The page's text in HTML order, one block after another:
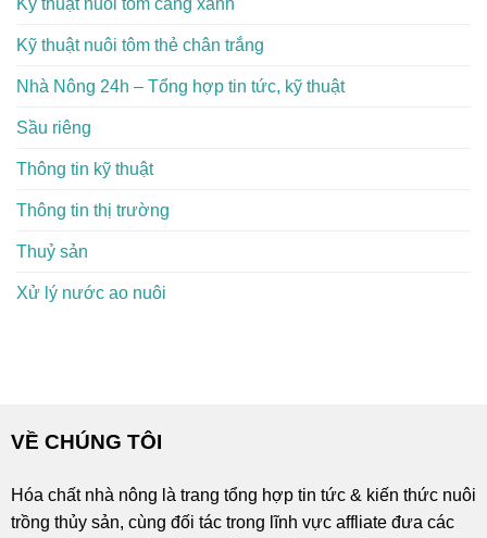
Kỹ thuật nuôi tôm thẻ chân trắng
Nhà Nông 24h – Tổng hợp tin tức, kỹ thuật
Sầu riêng
Thông tin kỹ thuật
Thông tin thị trường
Thuỷ sản
Xử lý nước ao nuôi
VỀ CHÚNG TÔI
Hóa chất nhà nông là trang tổng hợp tin tức & kiến thức nuôi
trồng thủy sản, cùng đối tác trong lĩnh vực affliate đưa các